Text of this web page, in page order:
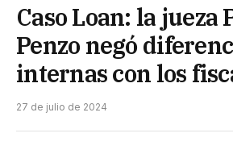
Caso Loan: la jueza
Penzo negó
internas con los
27 de julio de 2024